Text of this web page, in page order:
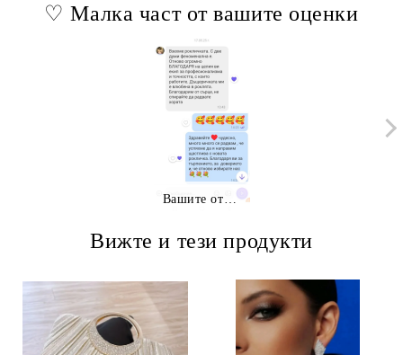
♡ Малка част от вашите оценки
Вижте и тези продукти